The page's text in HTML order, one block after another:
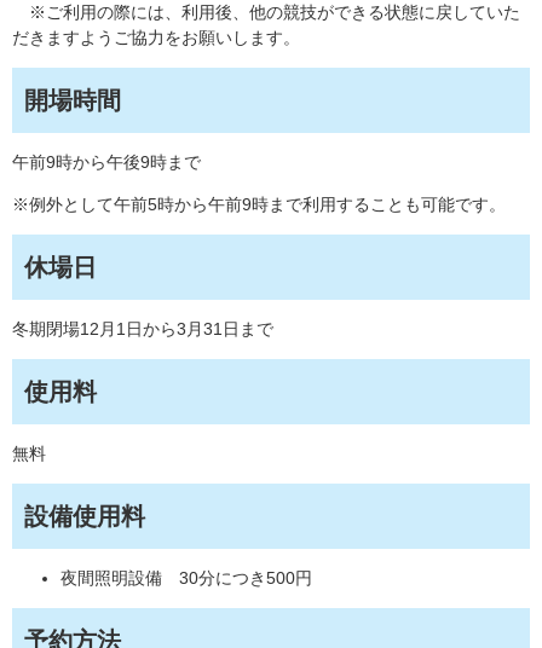
※ご利用の際には、利用後、他の競技ができる状態に戻していた
だきますようご協力をお願いします。
開場時間
午前9時から午後9時まで
※例外として午前5時から午前9時まで利用することも可能です。
休場日
冬期閉場12月1日から3月31日まで
使用料
無料
設備使用料
夜間照明設備 30分につき500円
予約方法